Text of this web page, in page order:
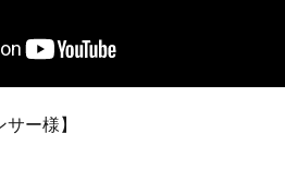
ー様】